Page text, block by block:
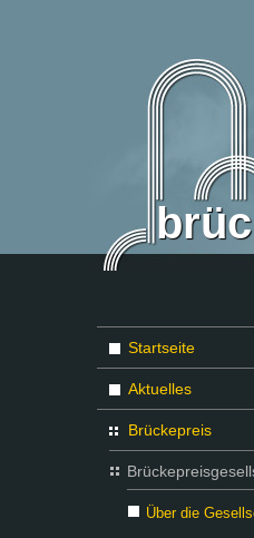
Startseite
Aktuelles
Brückepreis
Über die